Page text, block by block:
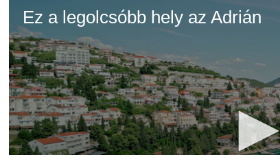
Ez a legolcsóbb hely az Adrián